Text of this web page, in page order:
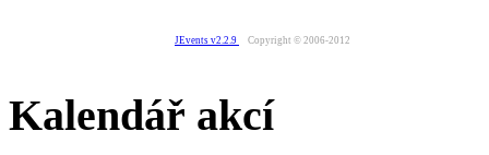
JEvents v2.2.9 Copyright © 2006-2012
Kalendář akcí